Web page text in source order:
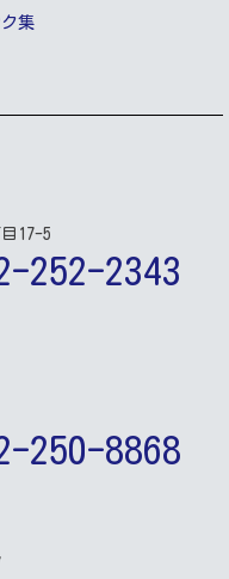
集
17-5
252-2343
250-8868